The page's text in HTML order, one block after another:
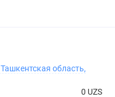
область,
0 UZS